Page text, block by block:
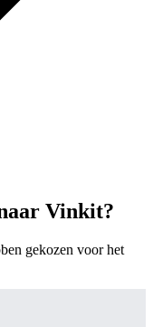
Vinkit?
gekozen voor het